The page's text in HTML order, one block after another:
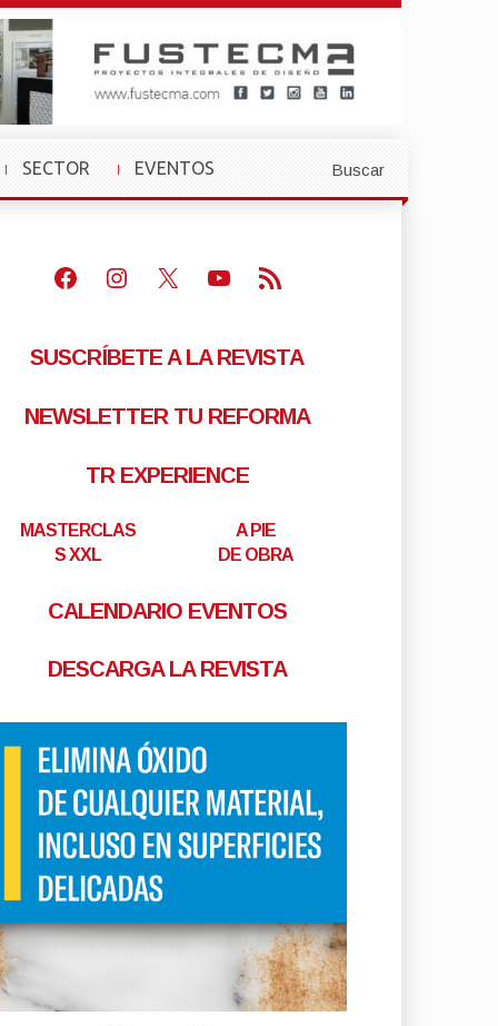
SECTOR
»
EVENTOS
»
Buscar
Facebook
Instagram
X Youtube
Feed RSS
SUSCRÍBETE A LA REVISTA
NEWSLETTER TU REFORMA
TR EXPERIENCE
MASTERCLAS
S XXL
A PIE
DE OBRA
CALENDARIO EVENTOS
DESCARGA LA REVISTA